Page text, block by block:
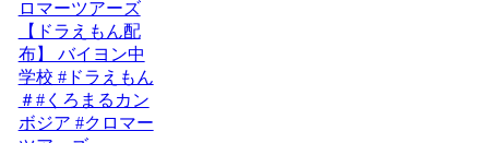
【ドラえもん配
布】 バイヨン中
学校 #ドラえもん
＃#くろまるカン
ボジア #クロマー